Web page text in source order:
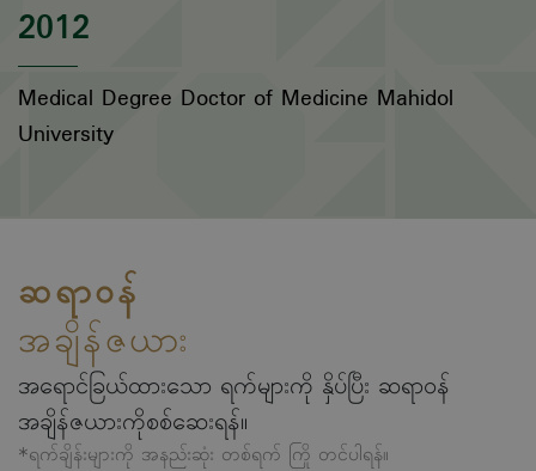
2012
Medical Degree Doctor of Medicine Mahidol
University
ဆရာဝန်
အချိန်ဇယား
အရောင်ခြယ်ထားသော ရက်များကို နှိပ်ပြီး ဆရာဝန်
အချိန်ဇယားကိုစစ်ဆေးရန်။
*ရက်ချိန်းများကို အနည်းဆုံး တစ်ရက် ကြို တင်ပါရန်။